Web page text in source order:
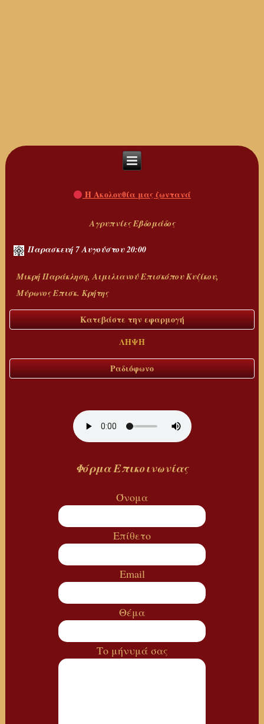
Η Ακολουθία μας ζωντανά
Αγρυπνίες Εβδομάδος
Παρασκευή 7 Αυγούστου 20:00
Μικρή Παράκληση, Αιμιλιανού Επισκόπου Κυζίκου,
Μύρωνος Επισκ. Κρήτης
Κατεβάστε την εφαρμογή
ΛΗΨΗ
Ραδιόφωνο
ΦόρμαΕπικοινωνίας
Όνομα
Επίθετο
Email
Θέμα
Το μήνυμά σας